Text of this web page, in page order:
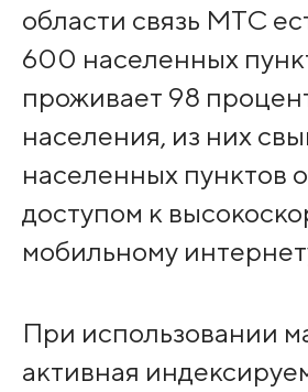
области связь МТС
600 населенных
проживает 98
населения, из них
населенных пунктов
доступом к
мобильному
При использовании
активная